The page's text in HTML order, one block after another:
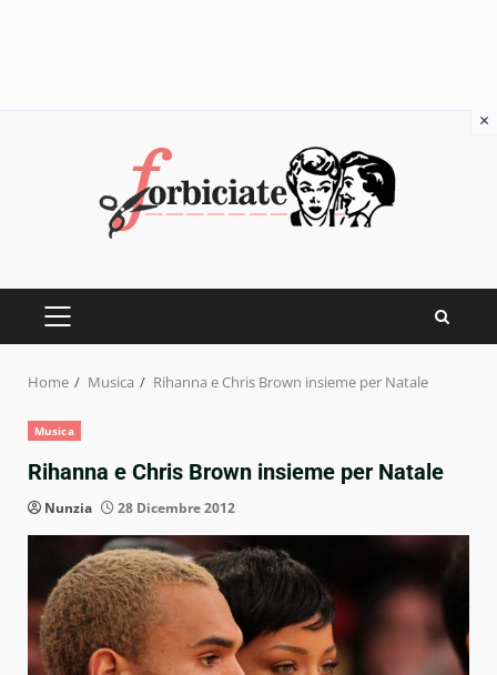
PRIMARY
Home Musica Rihanna e Chris Brown insieme per Natale
Musica
Rihanna e Chris Brown insieme per Natale
Nunzia 28 Dicembre 2012
×